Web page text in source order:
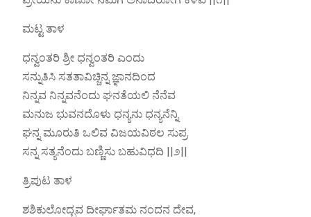
ಮಟ್ಟ ತಾಳ
ಧನ್ವಂತರಿ ಶ್ರೀ ಧನ್ವಂತರಿ ಎಂದು
ಸನ್ನುತಿಸಿ ಸತತಾವಿಚ್ಚಿನ್ನ ಜ್ಞಾನದಿಂದ
ನಿನ್ನವ ನಿನ್ನವನೆಂದು ಘನತೆಯಲಿ ನೆನೆವ
ಮನುಜ ಭುವನದೊಳು ಧನ್ಯನು ಧನ್ಯನೆನ್ನಿ
ಘನ್ನ ಮೂರುತಿ ಒಲಿವ ವಿಜಯವಿಠಲ ಸುಪ್ರ
ಸನ್ನ ಸತ್ಯನೆಂದು ಬಣ್ಣಿಸು ಬಹುವಿಧದಿ ||೨||
ತ್ರಿಪುಟ ತಾಳ
ಶಶಿಕುಲೋದ್ಭವ ದೀರ್ಘಾತಮ ನಂದನ ದೇವ,